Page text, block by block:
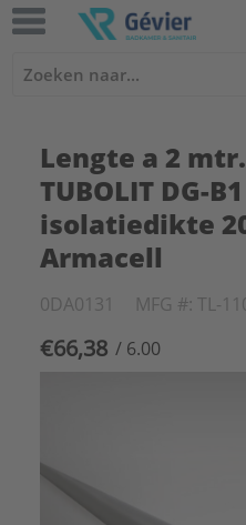
Lengte a 2
TUBOLIT DG-
isolatiedikte
Armacell
0DA0131 MFG #: TL-
€66,38 / 6.00